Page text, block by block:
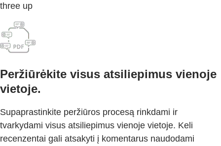
three up
Peržiūrėkite visus atsiliepimus vienoje
vietoje.
Supaprastinkite peržiūros procesą rinkdami ir
tvarkydami visus atsiliepimus vienoje vietoje. Keli
recenzentai gali atsakyti į komentarus naudodami